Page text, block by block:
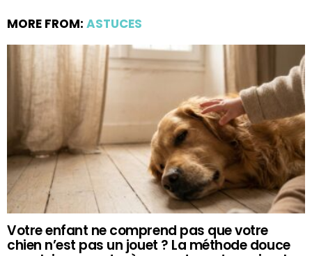
MORE FROM: ASTUCES
Votre enfant ne comprend pas que votre
chien n’est pas un jouet ? La méthode douce